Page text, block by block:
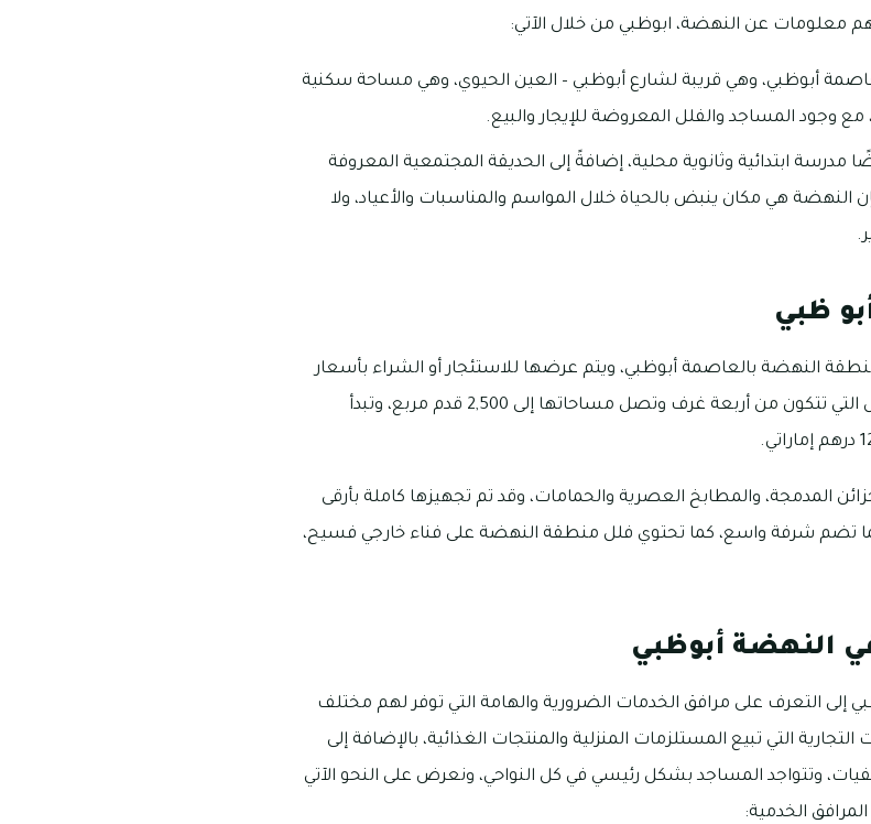
معلومات عن النهضة، ابوظبي من خلال الآتي:
أبوظبي، وهي قريبة لشارع أبوظبي – العين الحيوي، وهي مساحة سكنية
وجود المساجد والفلل المعروضة للإيجار والبيع.
ابتدائية وثانوية محلية، إضافةً إلى الحديقة المجتمعية المعروفة
النهضة هي مكان ينبض بالحياة خلال المواسم والمناسبات والأعياد، ولا
ظبي
النهضة بالعاصمة أبوظبي، ويتم عرضها للاستئجار أو الشراء بأسعار
ومزايا متفاوتة واستثنائية، ومن بينها الفلل التي تتكون من أربعة غرف وتصل مساحاتها إلى 2,500 قدم مربع، وتبدأ
والخزائن المدمجة، والمطابخ العصرية والحمامات، وقد تم تجهيزها كاملة بأرقى
كما تضم شرفة واسع، كما تحتوي فلل منطقة النهضة على فناء خارجي فسيح،
النهضة أبوظبي
إلى التعرف على مرافق الخدمات الضرورية والهامة التي توفر لهم مختلف
التي تبيع المستلزمات المنزلية والمنتجات الغذائية، بالإضافة إلى
وتتواجد المساجد بشكل رئيسي في كل النواحي، ونعرض على النحو الآتي
الخدمية: